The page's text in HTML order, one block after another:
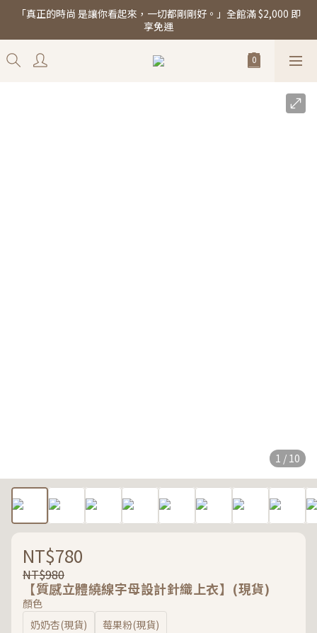
「真正的時尚 是讓你看起來，一切都剛剛好。」全館滿 $2,000 即
享免運
「真正的時尚 是讓你看起來，一切都剛剛好。」全館滿 $2,000 即
享免運
新品每週上架中 ♡ 加入會員享專屬優惠與新品通知
「真正的時尚 是讓你看起來，一切都剛剛好。」全館滿 $2,000 即
1 / 10
NT$780
NT$980
【質感立體繞線字母設計針織上衣】(現貨)
顏色
奶奶杏(現貨)
莓果粉(現貨)